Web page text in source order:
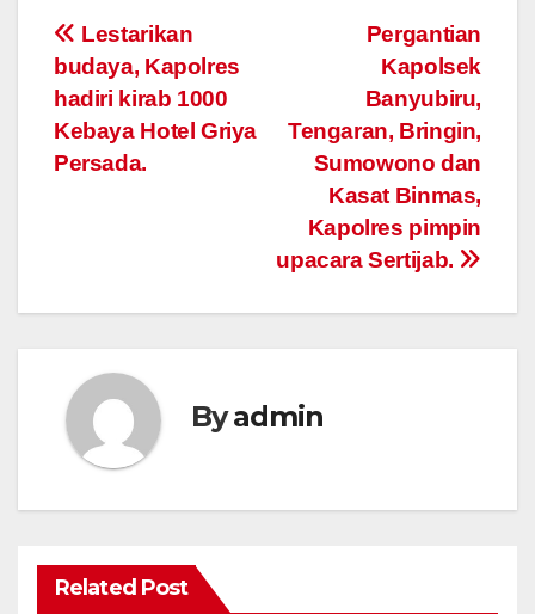
Post
navigation
Pergantian
Kapolsek
Banyubiru,
Tengaran, Bringin,
Sumowono dan
Kasat Binmas,
Kapolres pimpin
upacara Sertijab.
Lestarikan
budaya, Kapolres
hadiri kirab 1000
Kebaya Hotel Griya
Persada.
Byadmin
Related Post